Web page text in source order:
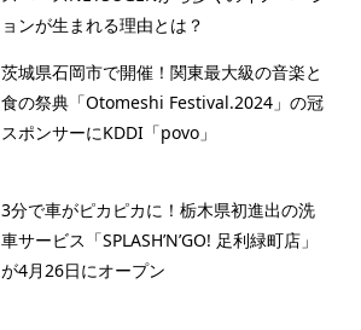
ョンが生まれる理由とは？
茨城県石岡市で開催！関東最大級の音楽と
食の祭典「Otomeshi Festival.2024」の冠
スポンサーにKDDI「povo」
3分で車がピカピカに！栃木県初進出の洗
車サービス「SPLASH’N’GO! 足利緑町店」
が4月26日にオープン